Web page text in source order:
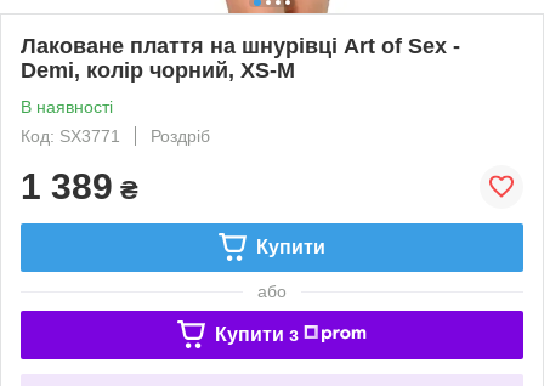
Лаковане плаття на шнурівці Art of Sex -
Demi, колір чорний, XS-M
В наявності
Код: SX3771
Роздріб
1 389 ₴
Купити
або
Купити з